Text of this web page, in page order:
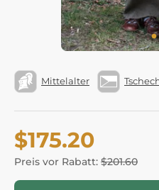
Mittelalter
$175.20
Preis vor Rabatt: $201.60